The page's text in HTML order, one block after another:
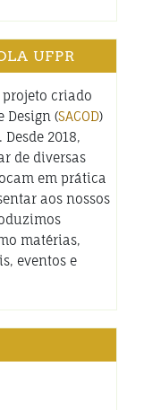
UFPR
projeto criado
Design (SACOD)
2018,
de diversas
em prática
aos nossos
matérias,
eventos e